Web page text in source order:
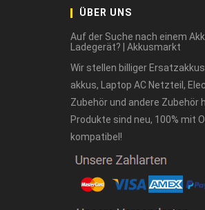
ÜBER UNS
Auf der Suche nach einem
Ladegerät? | Akkusmarkt
Wir stellen billiger
akkus, Laptop AC Netzteil,
Zubehör und andere Zubehör
Produkte sind neu, 100% mit
kompatibel!